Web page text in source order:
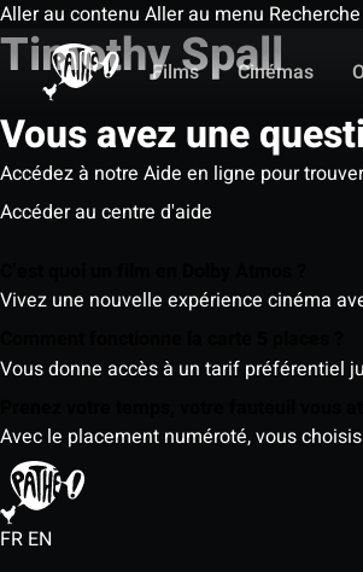
Aller au contenu Aller au menu Recherche
Films
Cinémas
Timothy Spall
Vous avez une
Accédez à notre Aide en ligne pour
Accéder au centre d'aide
Vivez une nouvelle expérience cinéma
Vous donne accès à un tarif préférentiel
Avec le placement numéroté, vous
FR EN